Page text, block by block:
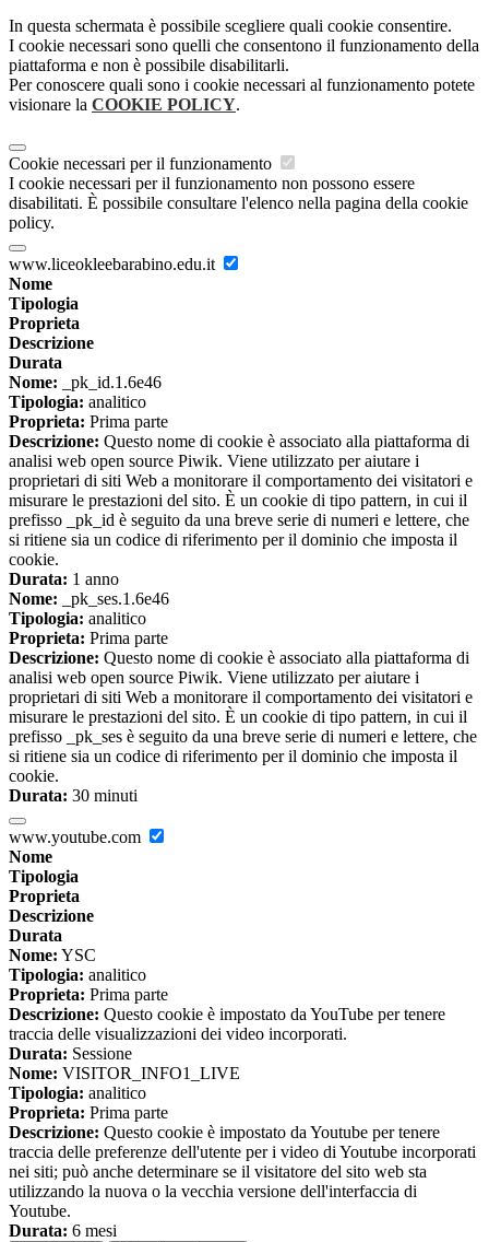
In questa schermata è possibile scegliere quali cookie consentire.
I cookie necessari sono quelli che consentono il funzionamento della
piattaforma e non è possibile disabilitarli.
Per conoscere quali sono i cookie necessari al funzionamento potete
visionare la COOKIE POLICY.
Cookie necessari per il funzionamento
I cookie necessari per il funzionamento non possono essere
disabilitati. È possibile consultare l'elenco nella pagina della cookie
policy.
www.liceokleebarabino.edu.it
Nome
Tipologia
Proprieta
Descrizione
Durata
Nome: _pk_id.1.6e46
Tipologia: analitico
Proprieta: Prima parte
Descrizione: Questo nome di cookie è associato alla piattaforma di
analisi web open source Piwik. Viene utilizzato per aiutare i
proprietari di siti Web a monitorare il comportamento dei visitatori e
misurare le prestazioni del sito. È un cookie di tipo pattern, in cui il
prefisso _pk_id è seguito da una breve serie di numeri e lettere, che
si ritiene sia un codice di riferimento per il dominio che imposta il
cookie.
Durata: 1 anno
Nome: _pk_ses.1.6e46
Tipologia: analitico
Proprieta: Prima parte
Descrizione: Questo nome di cookie è associato alla piattaforma di
analisi web open source Piwik. Viene utilizzato per aiutare i
proprietari di siti Web a monitorare il comportamento dei visitatori e
misurare le prestazioni del sito. È un cookie di tipo pattern, in cui il
prefisso _pk_ses è seguito da una breve serie di numeri e lettere, che
si ritiene sia un codice di riferimento per il dominio che imposta il
cookie.
Durata: 30 minuti
www.youtube.com
Nome
Tipologia
Proprieta
Descrizione
Durata
Nome: YSC
Tipologia: analitico
Proprieta: Prima parte
Descrizione: Questo cookie è impostato da YouTube per tenere
traccia delle visualizzazioni dei video incorporati.
Durata: Sessione
Nome: VISITOR_INFO1_LIVE
Tipologia: analitico
Proprieta: Prima parte
Descrizione: Questo cookie è impostato da Youtube per tenere
traccia delle preferenze dell'utente per i video di Youtube incorporati
nei siti; può anche determinare se il visitatore del sito web sta
utilizzando la nuova o la vecchia versione dell'interfaccia di
Youtube.
Durata: 6 mesi